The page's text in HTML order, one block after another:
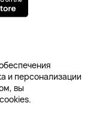
данных
и персонализации
вы